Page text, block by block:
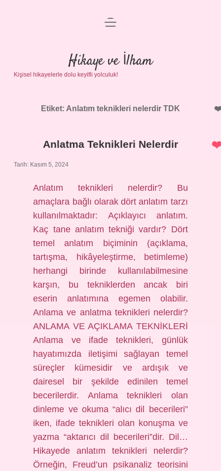
Anasayfa
Gizlilik Politikası
Yasal Uyarı
menüyü
Hikaye ve İlham
Kişisel hikayelerle dolu keyifli yolculuk!
Etiket: Anlatım teknikleri nelerdir TDK
Anlatma Teknikleri Nelerdir
Tarih: Kasım 5, 2024
Anlatım teknikleri nelerdir? Bu
amaçlara bağlı olarak dört anlatım tarzı
kullanılmaktadır: Açıklayıcı anlatım.
Kaç tane anlatım tekniği vardır? Dört
temel anlatım biçiminin (açıklama,
tartışma, hikâyeleştirme, betimleme)
herhangi birinde kullanılabilmesine
karşın, bu tekniklerden ancak biri
eserin anlatımına egemen olabilir.
Anlama ve anlatma teknikleri nelerdir?
ANLAMA VE AÇIKLAMA TEKNİKLERİ
Anlama ve ifade teknikleri, günlük
hayatımızda iletişimi sağlayan temel
süreçler kümesidir ve ardışık ve
dairesel bir şekilde edinilen temel
becerilerdir. Anlama teknikleri olan
dinleme ve okuma “alıcı dil becerileri”
iken, ifade teknikleri olan konuşma ve
yazma “aktarıcı dil becerileri”dir. Dil…
Hikayede anlatım teknikleri nelerdir?
Örneğin, Freud’un psikanaliz teorisini